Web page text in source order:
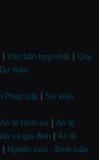
| Văn bản hợp nhất | Quy
Dự thảo
Pháp luật | Sự kiện
Án lệ Hình sự | Án lệ
và gia đình | Án lệ
| Nghiên cứu - Bình luận